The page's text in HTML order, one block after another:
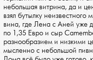
небольшая витрина, да и
взял бутылку
вина, где Лена с Аней уже
по 1,35 Евро и сыр
разнообразием и низкими
мысленно с небольшой